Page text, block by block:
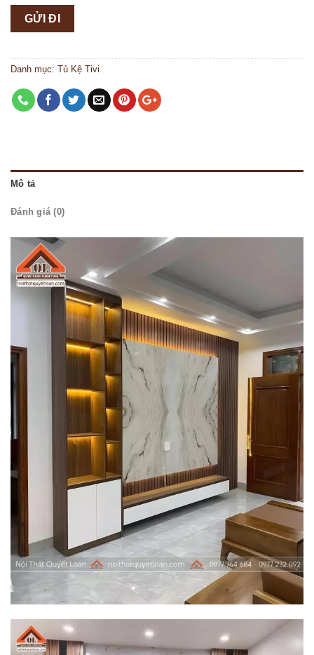
Danh mục: Tủ Kệ Tivi
Mô tả
Đánh giá (0)